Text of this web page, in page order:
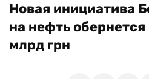
Новая инициатива
на нефть обернется
млрд грн